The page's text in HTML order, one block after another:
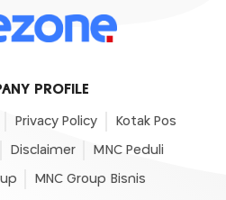
PROFILE
Privacy Policy Kotak Pos
Disclaimer MNC Peduli
MNC Group Bisnis